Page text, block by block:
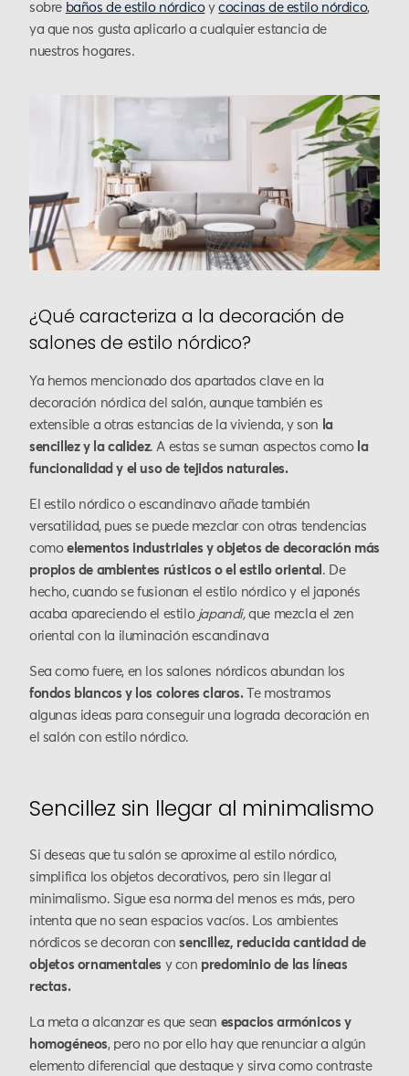
sobre baños de estilo nórdicoycocinas de estilo nórdico,
ya que nos gusta aplicarlo a cualquier estancia de
nuestros hogares.
¿Qué caracteriza a la decoración de
salones de estilo nórdico?
Ya hemos mencionado dos apartados clave en la
decoración nórdica del salón, aunque también es
extensible a otras estancias de la vivienda, y son la
sencillez y la calidez. A estas se suman aspectos como la
funcionalidad y el uso de tejidos naturales.
El estilo nórdico o escandinavo añade también
versatilidad, pues se puede mezclar con otras tendencias
como elementos industriales y objetos de decoración más
propios de ambientes rústicos o el estilo oriental . De
hecho, cuando se fusionan el estilo nórdico y el japonés
acaba apareciendo el estilo japandi,que mezcla el zen
oriental con la iluminación escandinava
Sea como fuere, en los salones nórdicos abundan los
fondos blancos y los colores claros.Te mostramos
algunas ideas para conseguir una lograda decoración en
el salón con estilo nórdico.
Sencillez sin llegar al minimalismo
Si deseas que tu salón se aproxime al estilo nórdico,
simplifica los objetos decorativos, pero sin llegar al
minimalismo. Sigue esa norma del menos es más, pero
intenta que no sean espacios vacíos. Los ambientes
nórdicos se decoran consencillez, reducida cantidad de
objetos ornamentales y con predominio de las líneas
rectas.
La meta a alcanzar es que sean espacios armónicos y
homogéneos, pero no por ello hay que renunciar a algún
elemento diferencial que destaque y sirva como contraste